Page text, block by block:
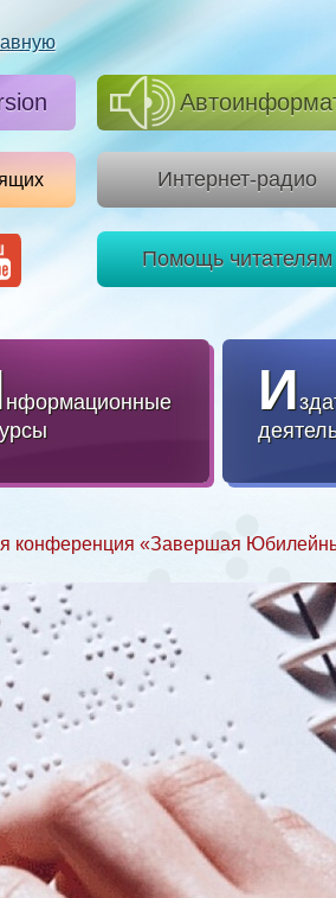
Интернет-радио
Помощь читателям
нформационные
И
конференция «Завершая